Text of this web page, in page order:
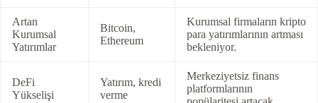
Artan
Kurumsal
Yatırımlar
Bitcoin,
Ethereum
Kurumsal firmaların kripto
para yatırımlarının artması
bekleniyor.
DeFi
Yükselişi
Yatırım, kredi
verme
Merkeziyetsiz finans
platformlarının